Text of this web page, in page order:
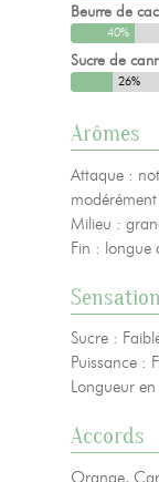
Beurre de
40%
Sucre de
26%
Arômes
Attaque :
Milieu :
Fin : longue
Sucre :
Puissance :
Longueur
Accords
Orange,